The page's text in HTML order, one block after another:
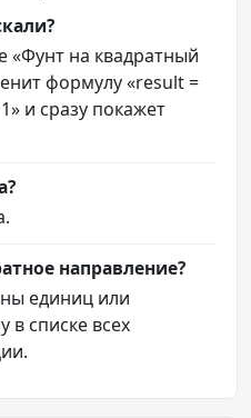
«Фунт на квадратный
формулу «result =
и сразу покажет
направление?
единиц или
в списке всех